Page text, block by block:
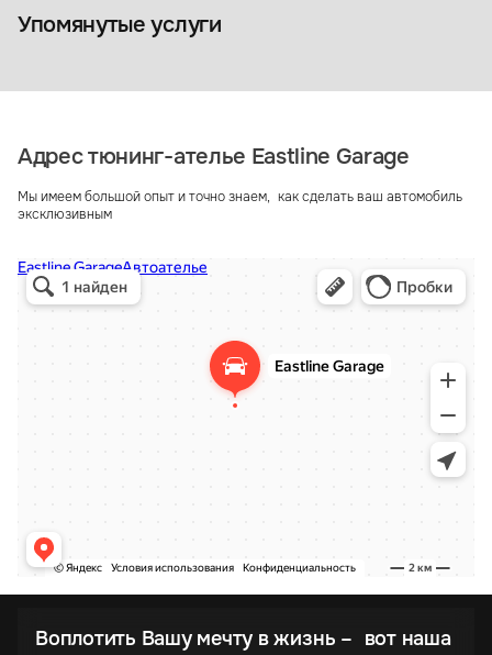
Упомянутые услуги
Коврики из экокожи
Адрес тюнинг-ателье Eastline Garage
Мы имеем большой опыт и точно знаем, как сделать ваш автомобиль
эксклюзивным
Воплотить Вашу мечту в жизнь – вот наша